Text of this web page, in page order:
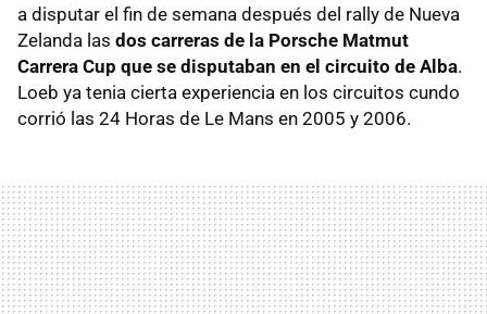
a disputar el fin de semana después del rally de Nueva
Zelanda las dos carreras de la Porsche Matmut
Carrera Cup que se disputaban en el circuito de Alba.
Loeb ya tenia cierta experiencia en los circuitos cundo
corrió las 24 Horas de Le Mans en 2005 y 2006.